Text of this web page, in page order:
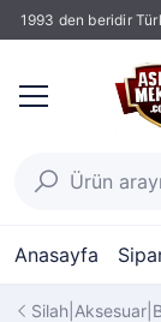
1993 den beridir
Anasayfa